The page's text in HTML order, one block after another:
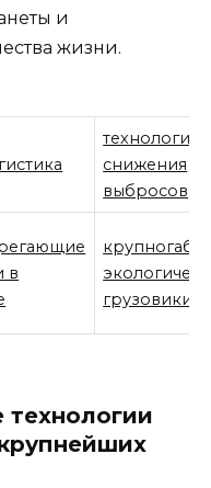
и
жизни.
технологии
снижения
выбросов
в
грузовики
технологии